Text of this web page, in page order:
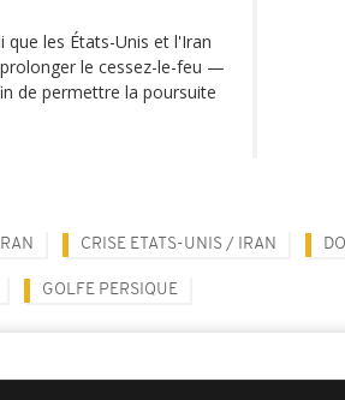
les États-Unis et l'Iran
le cessez-le-feu —
de permettre la poursuite
CRISE ETATS-UNIS / IRAN
GOLFE PERSIQUE